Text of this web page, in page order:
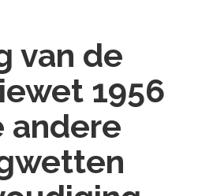
van de
1956
andere